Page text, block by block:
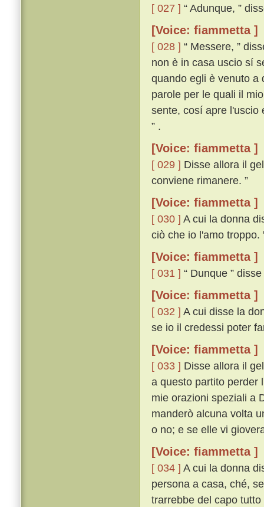
[ 027 ] “ Adunque, ”
[Voice: fiammetta ]
[ 028 ] “ Messere, ”
non è in casa uscio sí
quando egli è venuto a
parole per le quali il
sente, cosí apre l'uscio
” .
[Voice: fiammetta ]
[ 029 ] Disse allora il
conviene rimanere. ”
[Voice: fiammetta ]
[ 030 ] A cui la donna
ciò che io l'amo troppo.
[Voice: fiammetta ]
[ 031 ] “ Dunque ”
[Voice: fiammetta ]
[ 032 ] A cui disse la
se io il credessi poter
[Voice: fiammetta ]
[ 033 ] Disse allora il
a questo partito perder
mie orazioni speziali a
manderò alcuna volta
o no; e se elle vi
[Voice: fiammetta ]
[ 034 ] A cui la donna
persona a casa, ché,
trarrebbe del capo